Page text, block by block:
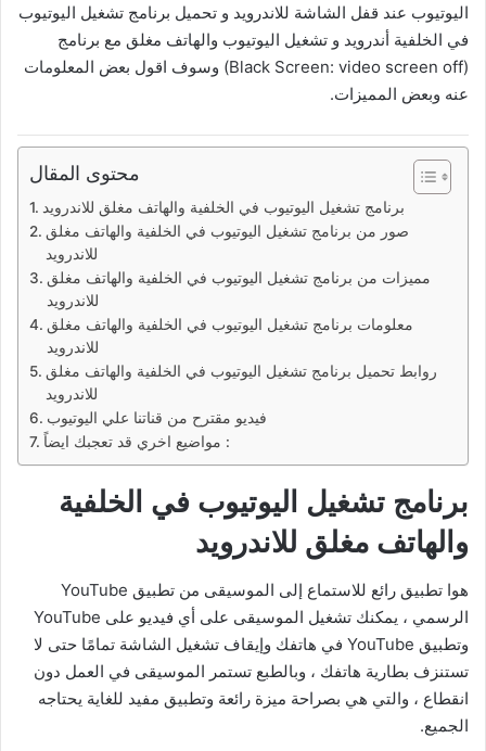
اليوتيوب عند قفل الشاشة للاندرويد و تحميل برنامج تشغيل اليوتيوب
في الخلفية أندرويد و تشغيل اليوتيوب والهاتف مغلق مع برنامج
(Black Screen: video screen off‏) وسوف اقول بعض المعلومات
عنه وبعض المميزات.
محتوى المقال
برنامج تشغيل اليوتيوب في الخلفية والهاتف مغلق للاندرويد
صور من برنامج تشغيل اليوتيوب في الخلفية والهاتف مغلق
للاندرويد
مميزات من برنامج تشغيل اليوتيوب في الخلفية والهاتف مغلق
للاندرويد
معلومات برنامج تشغيل اليوتيوب في الخلفية والهاتف مغلق
للاندرويد
روابط تحميل برنامج تشغيل اليوتيوب في الخلفية والهاتف مغلق
للاندرويد
فيديو مقترح من قناتنا علي اليوتيوب
مواضيع اخري قد تعجبك ايضاً :
برنامج تشغيل اليوتيوب في الخلفية
والهاتف مغلق للاندرويد
هوا تطبيق رائع للاستماع إلى الموسيقى من تطبيق YouTube
الرسمي ، يمكنك تشغيل الموسيقى على أي فيديو على YouTube
وتطبيق YouTube في هاتفك وإيقاف تشغيل الشاشة تمامًا حتى لا
تستنزف بطارية هاتفك ، وبالطبع تستمر الموسيقى في العمل دون
انقطاع ، والتي هي بصراحة ميزة رائعة وتطبيق مفيد للغاية يحتاجه
الجميع.